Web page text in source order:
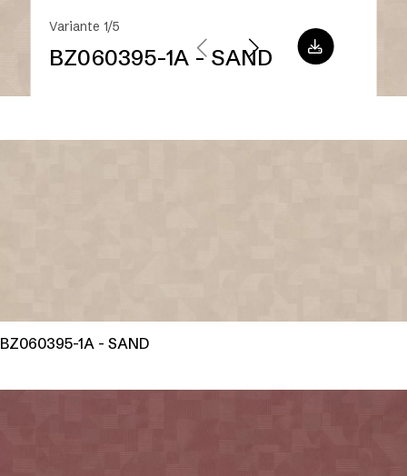
Variante 1/5
BZ060395-1A - SAND
BZ060395-1A - SAND